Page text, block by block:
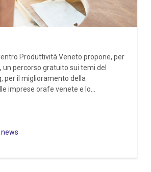
Produttività Veneto propone, per
un percorso gratuito sui temi del
per il miglioramento della
imprese orafe venete e lo...
news